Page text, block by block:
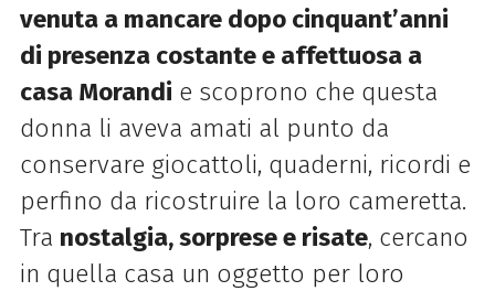
venuta a mancare dopo cinquant’anni
di presenza costante e affettuosa a
casa Morandi e scoprono che questa
donna li aveva amati al punto da
conservare giocattoli, quaderni, ricordi e
perfino da ricostruire la loro cameretta.
Tra nostalgia, sorprese e risate, cercano
in quella casa un oggetto per loro